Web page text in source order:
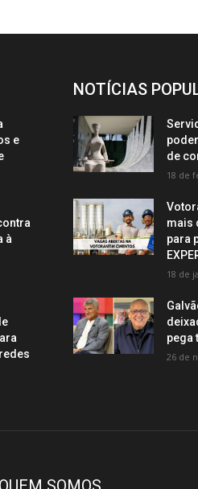
e
à
NOTÍCIAS
de
18 de
mais
para
18 de
pega
26 de